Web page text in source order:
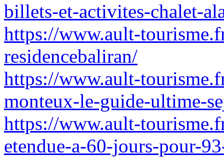
billets-et-activites-chalet-
https://www.ault-
residencebaliran/
https://www.ault-
monteux-le-guide-ultime-
https://www.ault-
etendue-a-60-jours-pour-